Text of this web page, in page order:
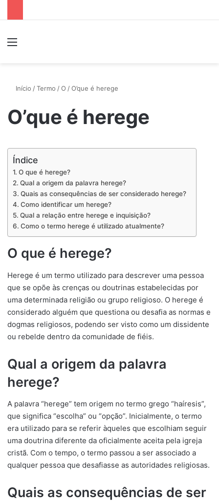
Início /Termo /O /O’que é herege
O’que é herege
Índice
O que é herege?
Qual a origem da palavra herege?
Quais as consequências de ser considerado herege?
Como identificar um herege?
Qual a relação entre herege e inquisição?
Como o termo herege é utilizado atualmente?
O que é herege?
Herege é um termo utilizado para descrever uma pessoa
que se opõe às crenças ou doutrinas estabelecidas por
uma determinada religião ou grupo religioso. O herege é
considerado alguém que questiona ou desafia as normas e
dogmas religiosos, podendo ser visto como um dissidente
ou rebelde dentro da comunidade de fiéis.
Qual a origem da palavra
herege?
A palavra “herege” tem origem no termo grego “haíresis”,
que significa “escolha” ou “opção”. Inicialmente, o termo
era utilizado para se referir àqueles que escolhiam seguir
uma doutrina diferente da oficialmente aceita pela igreja
cristã. Com o tempo, o termo passou a ser associado a
qualquer pessoa que desafiasse as autoridades religiosas.
Quais as consequências de ser